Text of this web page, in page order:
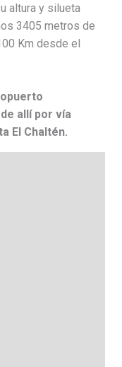
altura y silueta
3405 metros de
Km desde el
allí por vía
El Chaltén.